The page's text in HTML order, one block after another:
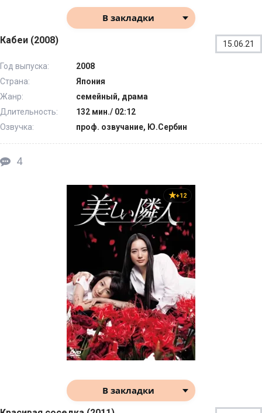
В закладки
Кабеи (2008) 15.06.21
Год выпуска:
2008
Страна:
Япония
Жанр:
семейный, драма
Длительность:
132 мин./ 02:12
Озвучка:
проф. озвучание, Ю.Сербин
4
+12
В закладки